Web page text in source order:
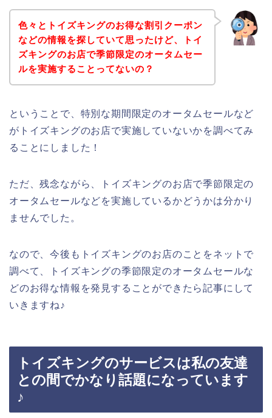
色々とトイズキングのお得な割引クーポン
などの情報を探していて思ったけど、トイ
ズキングのお店で季節限定のオータムセー
ルを実施することってないの？
ということで、特別な期間限定のオータムセールなど
がトイズキングのお店で実施していないかを調べてみ
ることにしました！
ただ、残念ながら、トイズキングのお店で季節限定の
オータムセールなどを実施しているかどうかは分かり
ませんでした。
なので、今後もトイズキングのお店のことをネットで
調べて、トイズキングの季節限定のオータムセールな
どのお得な情報を発見することができたら記事にして
いきますね♪
トイズキングのサービスは私の友達
との間でかなり話題になっています
♪